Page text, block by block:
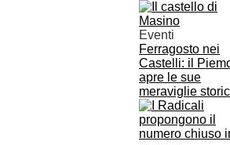
Eventi
Ferragosto nei
Castelli: il
apre le sue
meraviglie